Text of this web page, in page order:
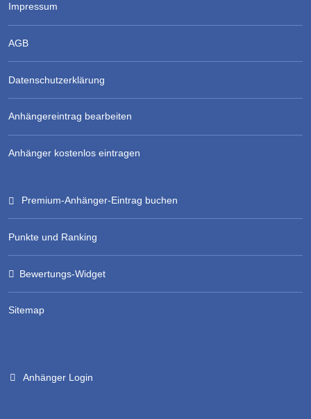
Impressum
AGB
Datenschutzerklärung
Anhängereintrag bearbeiten
Anhänger kostenlos eintragen
Premium-Anhänger-Eintrag buchen
Punkte und Ranking
Bewertungs-Widget
Sitemap
Anhänger Login